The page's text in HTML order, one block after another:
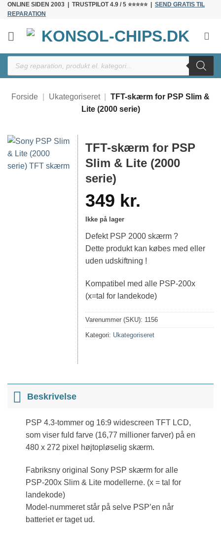
Fortsæt
indhold
ONLINE SIDEN 2003 | TRUSTPILOT 4.9 / 5 ⭐⭐⭐⭐⭐ | SEND GRATIS TIL
REPARATION
Products
search
Forside Ukategoriseret
TFT-skærm for PSP Slim &
Lite (2000 serie)
TFT-skærm for PSP
Slim & Lite (2000
serie)
349 kr.
Ikke på lager
Defekt PSP 2000 skærm ?
Dette produkt kan købes med eller
uden udskiftning !
Kompatibel med alle PSP-200x
(x=tal for landekode)
Varenummer (SKU): 1156
Kategori: Ukategoriseret
Beskrivelse
PSP 4.3-tommer og 16:9 widescreen TFT LCD,
som viser fuld farve (16,77 millioner farver) på en
480 x 272 pixel højtopløselig skærm.
Fabriksny original Sony PSP skærm for alle
PSP-200x Slim & Lite modellerne. (x = tal for
landekode)
Model-nummeret står på selve PSP’en når
batteriet er taget ud.